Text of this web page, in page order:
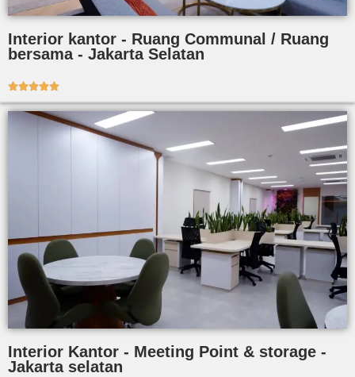
Interior kantor - Ruang Communal / Ruang
bersama - Jakarta Selatan

Interior Kantor - Meeting Point & storage -
Jakarta selatan